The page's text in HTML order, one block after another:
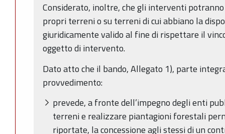
Considerato, inoltre, che gli interventi
propri terreni o su terreni di cui abbiano la
giuridicamente valido al fine di rispettare il
oggetto di intervento.
Dato atto che il bando, Allegato 1), parte
provvedimento:
prevede, a fronte dell’impegno degli enti
terreni e realizzare piantagioni forestali
riportate, la concessione agli stessi di un